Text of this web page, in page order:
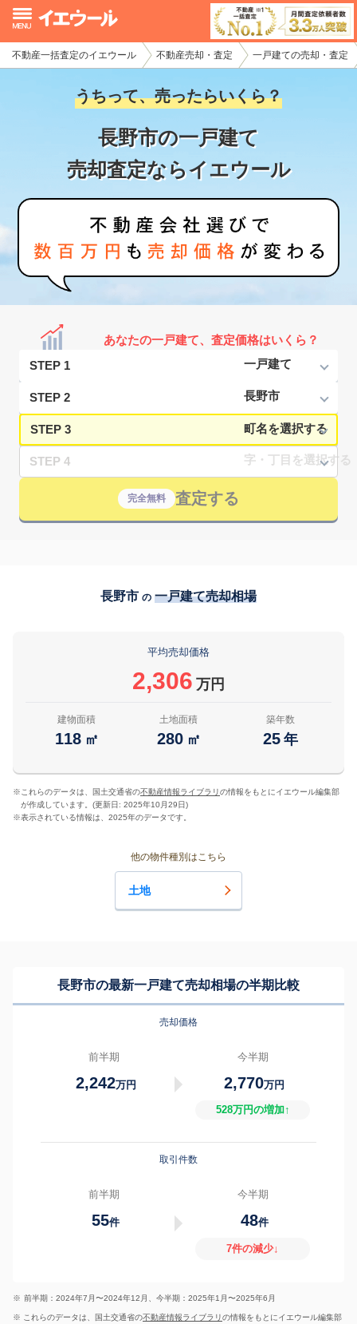
不動産一括査定のイエウール 不動産売却・査定 一戸建ての売却・査定
うちって、売ったらいくら？
長野市の一戸建て
売却査定ならイエウール
あなたの一戸建て、査定価格はいくら？
STEP 1
STEP 2
STEP 3
STEP 4
完全無料 査定する
長野市 の 一戸建て売却相場
平均売却価格
2,306 万円
建物面積
118 ㎡
土地面積
280 ㎡
築年数
25 年
※ これらのデータは、国土交通省の不動産情報ライブラリの情報をもとにイエウール編集部
が作成しています。(更新日: 2025年10月29日)
※表示されている情報は、2025年のデータです。
他の物件種別はこちら
土地
長野市の最新一戸建て売却相場の半期比較
売却価格
前半期
2,242万円
今半期
2,770万円
528万円の増加↑
取引件数
前半期
55件
今半期
48件
7件の減少↓
※ 前半期：2024年7月〜2024年12月、今半期：2025年1月〜2025年6月
※ これらのデータは、国土交通省の不動産情報ライブラリの情報をもとにイエウール編集部
イエウール加盟希望の不動産会社様
初めての方へ
不動産売却の流れ
不動産の売却・一括査定
家査定シミュレーター
お問い合わせ